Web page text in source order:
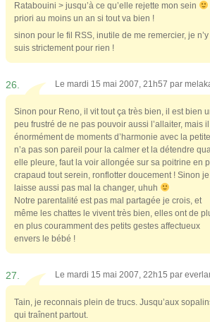
Ratabouini > jusqu’à ce qu’elle rejette mon sein
priori au moins un an si tout va bien !
sinon pour le fil RSS, inutile de me remercier, je n’y
suis strictement pour rien !
26. Le mardi 15 mai 2007, 21h57 par
Sinon pour Reno, il vit tout ça très bien, il est bien
peu frustré de ne pas pouvoir aussi l’allaiter, mais
énormément de moments d’harmonie avec la petite
n’a pas son pareil pour la calmer et la détendre
elle pleure, faut la voir allongée sur sa poitrine en
crapaud tout serein, ronflotter doucement ! Sinon
laisse aussi pas mal la changer, uhuh
Notre parentalité est pas mal partagée je crois, et
même les chattes le vivent très bien, elles ont de
en plus couramment des petits gestes affectueux
envers le bébé !
27. Le mardi 15 mai 2007, 22h15 par
Tain, je reconnais plein de trucs. Jusqu’aux
qui traînent partout.